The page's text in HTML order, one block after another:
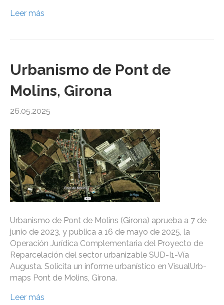
Leer más
Urbanismo de Pont de
Molins, Girona
26.05.2025
Urbanismo de Pont de Molins (Girona) aprueba a 7 de
junio de 2023, y publica a 16 de mayo de 2025, la
Operación Jurídica Complementaria del Proyecto de
Reparcelación del sector urbanizable SUD-I1-Vía
Augusta. Solicita un informe urbanístico en VisualUrb-
maps Pont de Molins, Girona.
Leer más